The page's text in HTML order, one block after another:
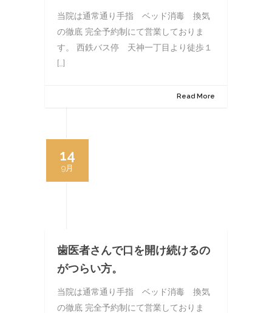
当院は通常通り手指 ベッド消毒 換気
の徹底 完全予約制にて営業しておりま
す。 西鉄バス停 天神一丁目より徒歩１
[…]
Read More
14
9月
歯医者さんで口を開け続けるの
がつらい方。
当院は通常通り手指 ベッド消毒 換気
の徹底 完全予約制にて営業しておりま